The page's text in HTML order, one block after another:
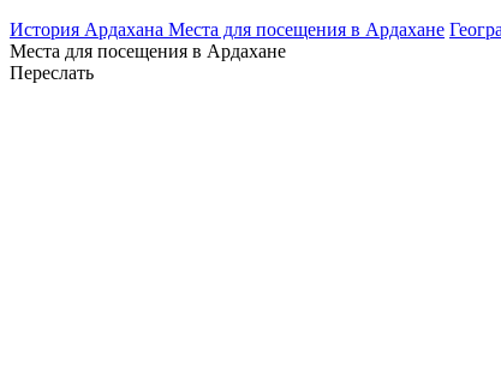
История Ардахана Места для посещения в Ардахане
Места для посещения в Ардахане
Переслать